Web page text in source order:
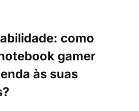
como
gamer
às suas